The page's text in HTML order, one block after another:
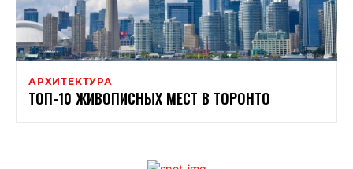
АРХИТЕКТУРА
ТОП-10 ЖИВОПИСНЫХ МЕСТ В ТОРОНТО